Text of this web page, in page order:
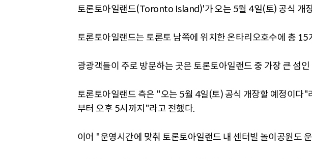
토론토아일랜드(Toronto Island)'가 오는 5월 4일(토) 공식 개
토론토아일랜드는 토론토 남쪽에 위치한 온타리오호수에 총 15
광광객들이 주로 방문하는 곳은 토론토아일랜드 중 가장 큰 섬
토론토아일랜드 측은 "오는 5월 4일(토) 공식 개장할 예정이다
부터 오후 5시까지"라고 전했다.
이어 "운영시간에 맞춰 토론토아일랜드 내 센터빌 놀이공원도